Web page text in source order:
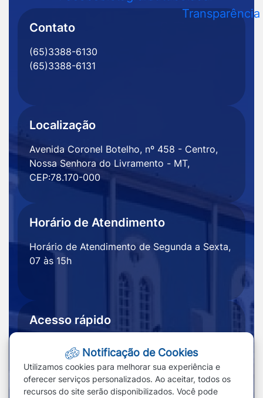
MT
Social
Facebook
Rede
Contato
(65)3388-6130
(65)3388-6131
Localização
Avenida Coronel Botelho, nº 458 - Centro,
Nossa Senhora do Livramento - MT,
CEP:78.170-000
Horário de Atendimento
Horário de Atendimento de Segunda a Sexta,
07 às 15h
Acesso rápido
Transparência
Redefinir cookies
Notificação de Cookies
Utilizamos cookies para melhorar sua experiência e
oferecer serviços personalizados. Ao aceitar, todos os
recursos do site serão disponibilizados. Você pode